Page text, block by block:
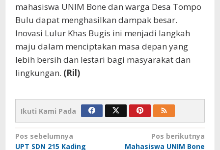
mahasiswa UNIM Bone dan warga Desa Tompo
Bulu dapat menghasilkan dampak besar.
Inovasi Lulur Khas Bugis ini menjadi langkah
maju dalam menciptakan masa depan yang
lebih bersih dan lestari bagi masyarakat dan
lingkungan. (Ril)
Ikuti Kami Pada
Navigasi
Pos sebelumnya
UPT SDN 215 Kading
Pos berikutnya
Mahasiswa UNIM Bone